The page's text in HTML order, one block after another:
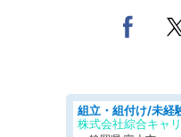
株式会社綜合キャ